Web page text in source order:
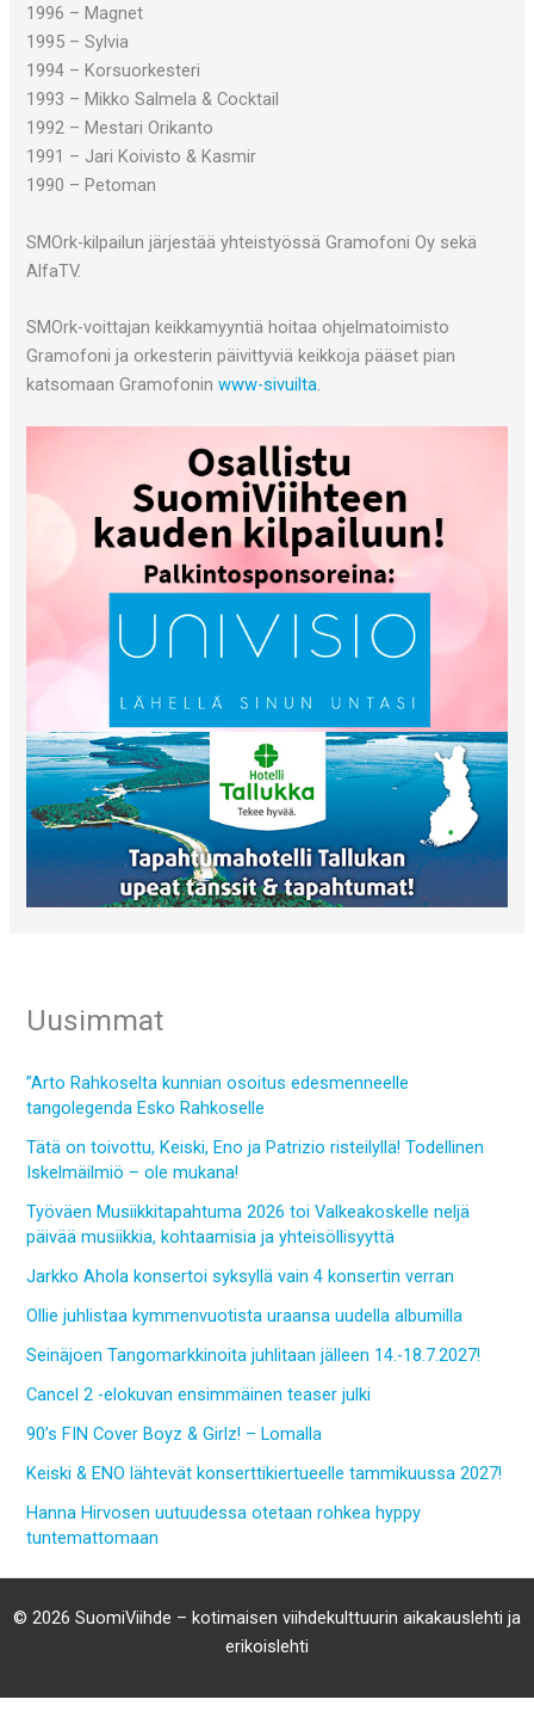
1996 – Magnet
1995 – Sylvia
1994 – Korsuorkesteri
1993 – Mikko Salmela & Cocktail
1992 – Mestari Orikanto
1991 – Jari Koivisto & Kasmir
1990 – Petoman
SMOrk-kilpailun järjestää yhteistyössä Gramofoni Oy sekä
AlfaTV.
SMOrk-voittajan keikkamyyntiä hoitaa ohjelmatoimisto
Gramofoni ja orkesterin päivittyviä keikkoja pääset pian
katsomaan Gramofoninwww-sivuilta.
Uusimmat
”Arto Rahkoselta kunnian osoitus edesmenneelle
tangolegenda Esko Rahkoselle
Tätä on toivottu, Keiski, Eno ja Patrizio risteilyllä! Todellinen
Iskelmäilmiö – ole mukana!
Työväen Musiikkitapahtuma 2026 toi Valkeakoskelle neljä
päivää musiikkia, kohtaamisia ja yhteisöllisyyttä
Jarkko Ahola konsertoi syksyllä vain 4 konsertin verran
Ollie juhlistaa kymmenvuotista uraansa uudella albumilla
Seinäjoen Tangomarkkinoita juhlitaan jälleen 14.-18.7.2027!
Cancel 2 -elokuvan ensimmäinen teaser julki
90’s FIN Cover Boyz & Girlz! – Lomalla
Keiski & ENO lähtevät konserttikiertueelle tammikuussa 2027!
Hanna Hirvosen uutuudessa otetaan rohkea hyppy
tuntemattomaan
© 2026 SuomiViihde – kotimaisen viihdekulttuurin aikakauslehti ja
erikoislehti